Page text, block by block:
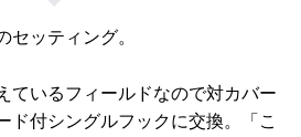
セッティング。
ているフィールドなので対カバー
付シングルフックに交換。「こ